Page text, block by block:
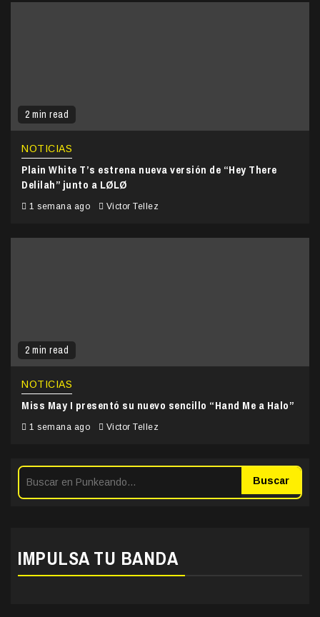
2 min read
NOTICIAS
Plain White T’s estrena nueva versión de “Hey There
Delilah” junto a LØLØ
1 semana ago Victor Tellez
2 min read
NOTICIAS
Miss May I presentó su nuevo sencillo “Hand Me a Halo”
1 semana ago Victor Tellez
Buscar
IMPULSA TU BANDA